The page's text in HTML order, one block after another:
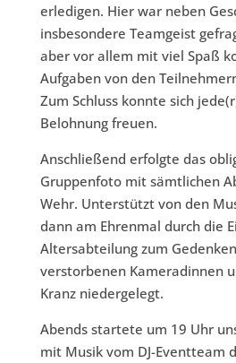
erledigen. Hier war neben
insbesondere Teamgeist
aber vor allem mit viel Spaß
Aufgaben von den
Zum Schluss konnte sich
Belohnung freuen.
Anschließend erfolgte das
Gruppenfoto mit sämtlichen
Wehr. Unterstützt von den
dann am Ehrenmal durch die
Altersabteilung zum
verstorbenen Kameradinnen
Kranz niedergelegt.
Abends startete um 19 Uhr
mit Musik vom DJ-Eventteam